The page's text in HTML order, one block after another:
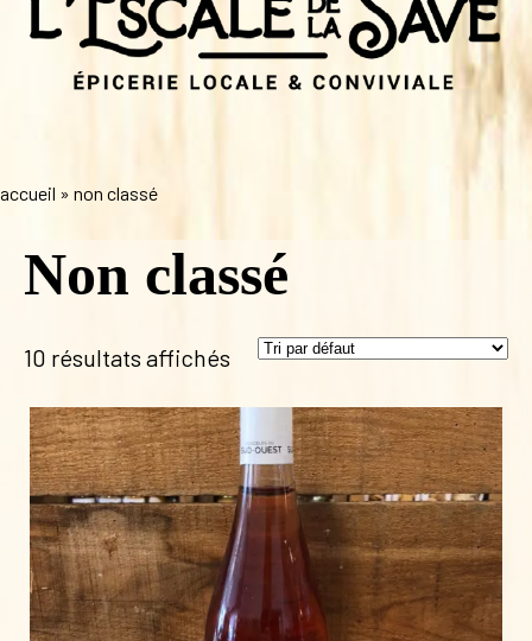
accueil » non classé
Non classé
10 résultats affichés